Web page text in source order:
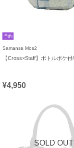
予約
Samansa Mos2
¥4,950
SOLD OUT